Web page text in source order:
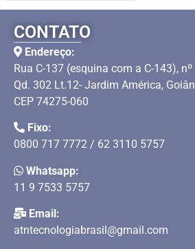
CONTATO
Endereço:
Rua C-137 (esquina com a C-143),
Qd. 302 Lt.12- Jardim América,
CEP 74275-060
Fixo:
0800 717 7772 / 62 3110 5757
Whatsapp:
11 9 7533 5757
Email:
atntecnologiabrasil@gmail.com